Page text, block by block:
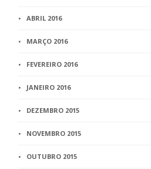
ABRIL 2016
MARÇO 2016
FEVEREIRO 2016
JANEIRO 2016
DEZEMBRO 2015
NOVEMBRO 2015
OUTUBRO 2015